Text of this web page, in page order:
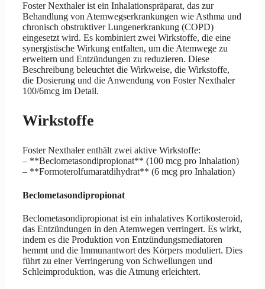
Foster Nexthaler ist ein Inhalationspräparat, das zur
Behandlung von Atemwegserkrankungen wie Asthma und
chronisch obstruktiver Lungenerkrankung (COPD)
eingesetzt wird. Es kombiniert zwei Wirkstoffe, die eine
synergistische Wirkung entfalten, um die Atemwege zu
erweitern und Entzündungen zu reduzieren. Diese
Beschreibung beleuchtet die Wirkweise, die Wirkstoffe,
die Dosierung und die Anwendung von Foster Nexthaler
100/6mcg im Detail.
Wirkstoffe
Foster Nexthaler enthält zwei aktive Wirkstoffe:
– **Beclometasondipropionat** (100 mcg pro Inhalation)
– **Formoterolfumaratdihydrat** (6 mcg pro Inhalation)
Beclometasondipropionat
Beclometasondipropionat ist ein inhalatives Kortikosteroid,
das Entzündungen in den Atemwegen verringert. Es wirkt,
indem es die Produktion von Entzündungsmediatoren
hemmt und die Immunantwort des Körpers moduliert. Dies
führt zu einer Verringerung von Schwellungen und
Schleimproduktion, was die Atmung erleichtert.